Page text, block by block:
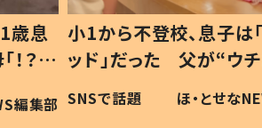
歳息
？」
編集部
小1から不登校、息子は
ッド」だった 父が“ウ
作り続ける理由とは #
#令和の子
SNSで話題 ほ・とせな